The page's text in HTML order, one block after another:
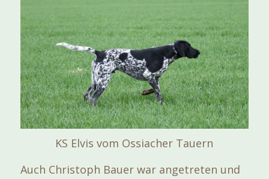
KS Elvis vom Ossiacher Tauern
Auch Christoph Bauer war angetreten und